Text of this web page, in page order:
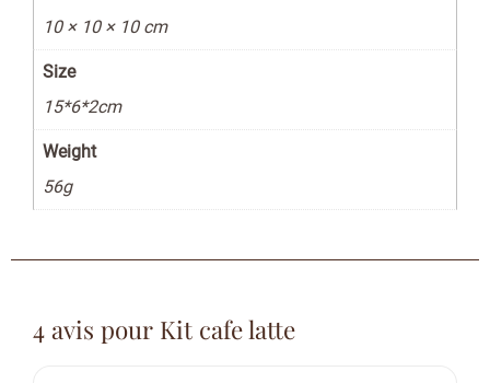
10 × 10 × 10 cm
Size
15*6*2cm
Weight
56g
4 avis pour Kit cafe latte